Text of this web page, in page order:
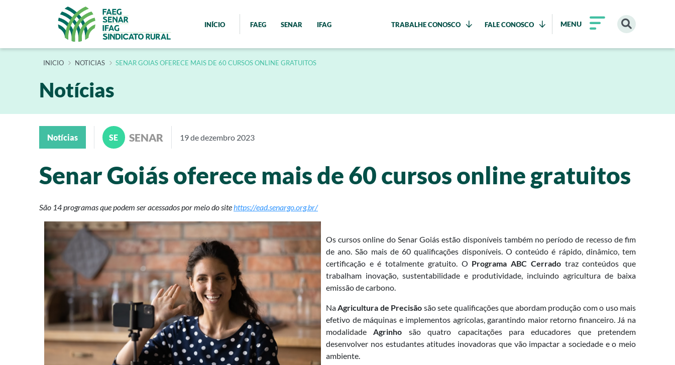
INÍCIO FAEG SENAR IFAG TRABALHE CONOSCO FALE CONOSCO MENU
INÍCIO NOTICIAS SENAR GOIAS OFERECE MAIS DE 60 CURSOS ONLINE GRATUITOS
Notícias
Notícias SE SENAR 19 de dezembro 2023
Senar Goiás oferece mais de 60 cursos online gratuitos
São 14 programas que podem ser acessados por meio do site https://ead.senargo.org.br/
Os cursos online do Senar Goiás estão disponíveis também no período de recesso de fim
de ano. São mais de 60 qualificações disponíveis. O conteúdo é rápido, dinâmico, tem
certificação e é totalmente gratuito. O Programa ABC Cerrado traz conteúdos que
trabalham inovação, sustentabilidade e produtividade, incluindo agricultura de baixa
emissão de carbono.
Na Agricultura de Precisão são sete qualificações que abordam produção com o uso mais
efetivo de máquinas e implementos agrícolas, garantindo maior retorno financeiro. Já na
modalidade Agrinho são quatro capacitações para educadores que pretendem
desenvolver nos estudantes atitudes inovadoras que vão impactar a sociedade e o meio
ambiente.